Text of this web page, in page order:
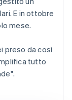
E in ottobre
mese.
preso da così
tutto